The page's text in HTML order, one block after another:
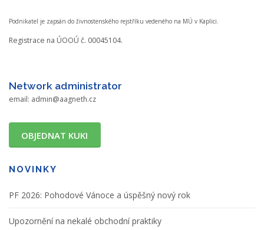
Podnikatel je zapsán do živnostenského rejstříku vedeného na MÚ v Kaplici.
Registrace na ÚOOÚ č. 00045104.
Network administrator
email: admin@aagneth.cz
OBJEDNAT KUKI
NOVINKY
PF 2026: Pohodové Vánoce a úspěšný nový rok
Upozornění na nekalé obchodní praktiky